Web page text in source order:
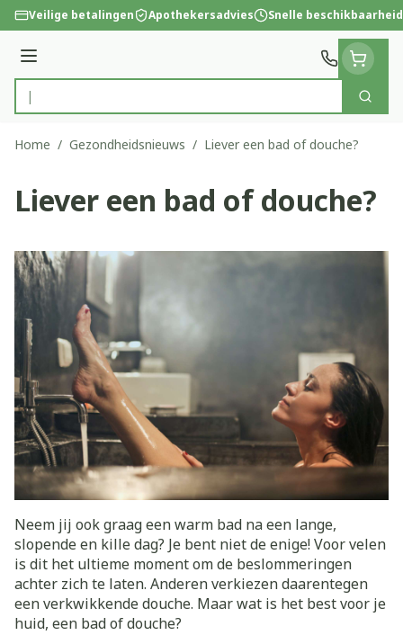
Ga naar de inhoud
Veilige betalingen Apothekersadvies Snelle beschikbaarheid
Menu
Product, merk, categorie...
Zoek
Home / Gezondheidsnieuws / Liever een bad of douche?
Liever een bad of douche?
Neem jij ook graag een warm bad na een lange,
slopende en kille dag? Je bent niet de enige! Voor velen
is dit het ultieme moment om de beslommeringen
achter zich te laten. Anderen verkiezen daarentegen
een verkwikkende douche. Maar wat is het best voor je
huid, een bad of douche?